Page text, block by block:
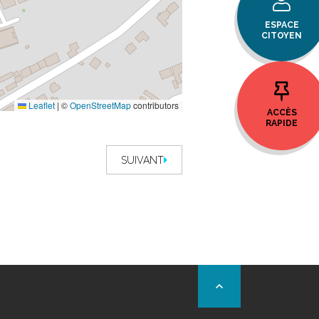
Leaflet | ©OpenStreetMapcontributors
SUIVANT
ESPACE
CITOYEN
ACCÈS
RAPIDE